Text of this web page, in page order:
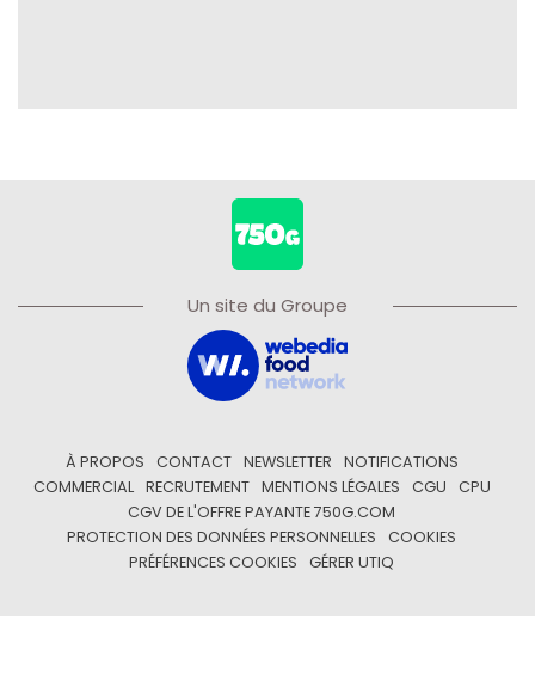
Un site du Groupe
À PROPOS CONTACT NEWSLETTER
NOTIFICATIONS
COMMERCIAL
RECRUTEMENT MENTIONS LÉGALES CGU
CPU
CGV DE L'OFFRE PAYANTE 750G.COM
PROTECTION DES DONNÉES PERSONNELLES
COOKIES
PRÉFÉRENCES COOKIES
GÉRER UTIQ